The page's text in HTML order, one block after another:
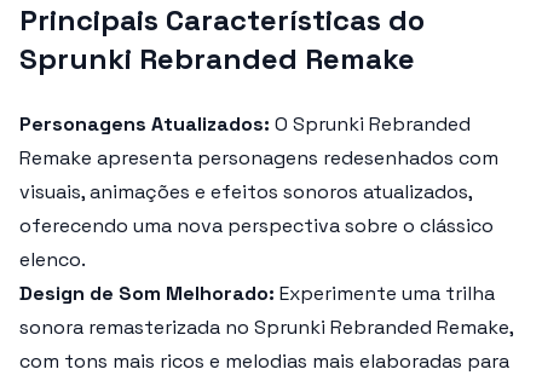
Principais Características do
Sprunki Rebranded Remake
Personagens Atualizados: O Sprunki Rebranded
Remake apresenta personagens redesenhados com
visuais, animações e efeitos sonoros atualizados,
oferecendo uma nova perspectiva sobre o clássico
elenco.
Design de Som Melhorado: Experimente uma trilha
sonora remasterizada no Sprunki Rebranded Remake,
com tons mais ricos e melodias mais elaboradas para